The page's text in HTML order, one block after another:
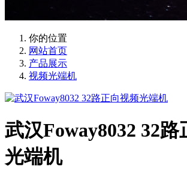
你的位置
网站首页
产品展示
视频光端机
武汉Foway8032 32
光端机